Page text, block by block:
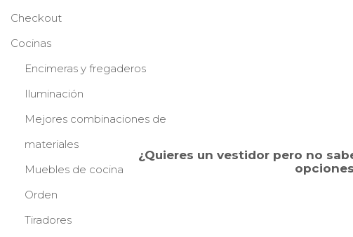
¿Quieres un vestidorpero no
Checkout
Cocinas
Encimeras y fregaderos
Iluminación
Mejores combinaciones de
materiales
Muebles de cocina
Orden
Tiradores